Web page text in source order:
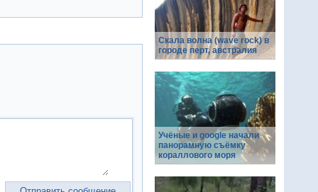
Скала волна (wave rock) в
городе перт, австралия
Учёные и google начали
панорамную съёмку
кораллового моря